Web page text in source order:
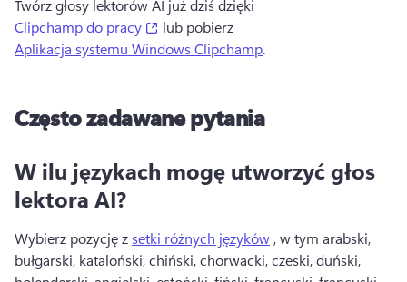
Twórz głosy lektorów AI już dziś dzięki
Clipchamp do pracy
(opens in a new tab)
lub pobierz
Aplikacja systemu Windows Clipchamp.
Często zadawane pytania
W ilu językach mogę utworzyć głos
lektora AI?
Wybierz pozycję z setki różnych języków , w tym arabski,
bułgarski, kataloński, chiński, chorwacki, czeski, duński,